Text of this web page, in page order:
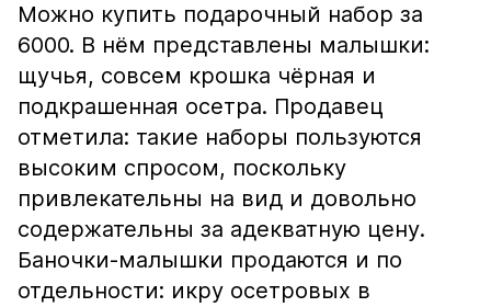
Можно купить подарочный набор за
6000. В нём представлены малышки:
щучья, совсем крошка чёрная и
подкрашенная осетра. Продавец
отметила: такие наборы пользуются
высоким спросом, поскольку
привлекательны на вид и довольно
содержательны за адекватную цену.
Баночки-малышки продаются и по
отдельности: икру осетровых в